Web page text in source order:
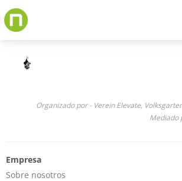
Organizado por - Verein Elevate,
Mediado
Empresa
Sobre nosotros